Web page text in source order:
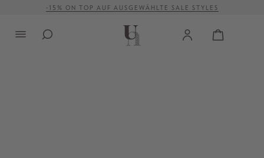
springen-15% ON TOP AUF AUSGEWÄHLTE SALE STYLES